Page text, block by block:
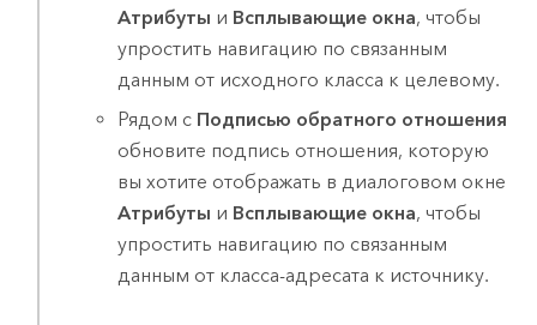
Атрибуты и Всплывающие окна, чтобы
упростить навигацию по связанным
данным от исходного класса к целевому.
Рядом с Подписью обратного отношения
обновите подпись отношения, которую
вы хотите отображать в диалоговом окне
Атрибуты и Всплывающие окна, чтобы
упростить навигацию по связанным
данным от класса-адресата к источнику.